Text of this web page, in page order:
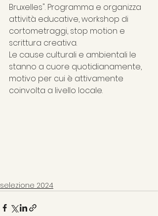
Bruxelles". Programma e organizza
attività educative, workshop di
cortometraggi, stop motion e
scrittura creativa.
Le cause culturali e ambientali le
stanno a cuore quotidianamente,
motivo per cui è attivamente
coinvolta a livello locale.
selezione 2024